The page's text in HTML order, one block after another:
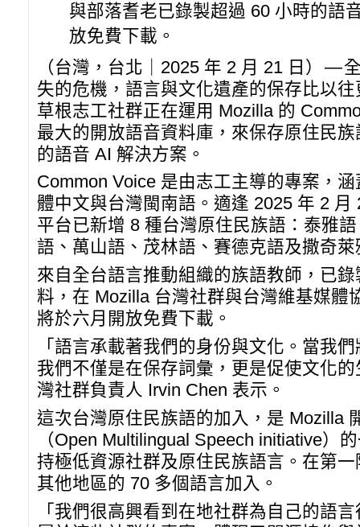
與部落耆老已錄製超過 60 小時的語
放免費下載。
（台灣，台北｜2025 年 2 月 21 日） —
失的危機，語言與文化遺產的保存比以
草根志工社群正在運用 Mozilla 的
最大的開放語音資料庫，來保存原住民
的語音 AI 解決方案。
Common Voice 是由志工主導的專案，
體中文與台灣閩南語。適逢 2025 年 2 月
平台已新增 8 種台灣原住民族語：泰雅
語、萬山語、茂林語、賽德克語及撒奇萊
來自全台語言推動組織的族語教師，已
料，在 Mozilla 台灣社群與台灣維基媒體
將於六月開放免費下載。
「語言承載著我們的身份與文化。當我
我們不僅是在保存詞彙，更是促使文化
灣社群負責人 Irvin Chen 表示。
這次台灣原住民族語的加入，是 Mozilla
（Open Multilingual Speech initiative）
持極低資源社群及原住民族語言。在第
其他地區的 70 多個語言加入。
「我們很高興看到在地社群為自己的語